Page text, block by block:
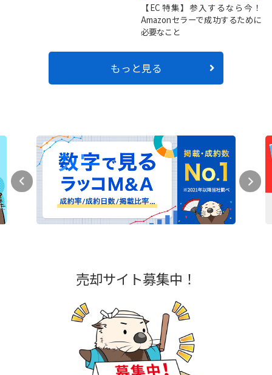
【EC特集】参入するなら今！
Amazonセラーで成功するために
必要なこと
もっと見る
売却サイト募集中！